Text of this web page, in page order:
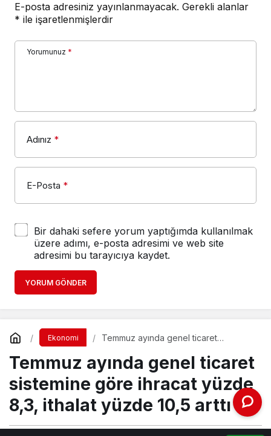
E-posta adresiniz yayınlanmayacak. Gerekli alanlar
* ile işaretlenmişlerdir
Yorumunuz *
Adınız *
E-Posta *
Bir dahaki sefere yorum yaptığımda kullanılmak
üzere adımı, e-posta adresimi ve web site
adresimi bu tarayıcıya kaydet.
YORUM GÖNDER
Ekonomi
Temmuz ayında genel ticaret
ithalat yüzde 10,5 arttı
Temmuz ayında genel ticaret
sistemine göre ihracat yüzde
8,3, ithalat yüzde 10,5 arttı